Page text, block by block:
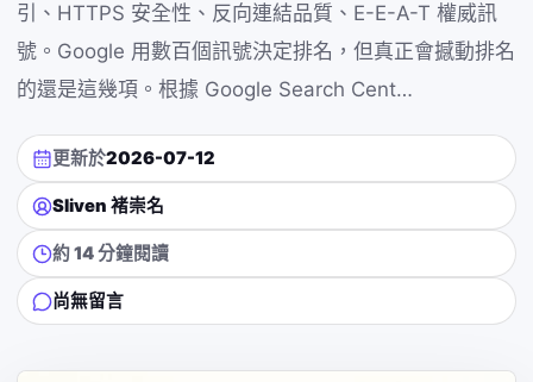
引、HTTPS 安全性、反向連結品質、E-E-A-T 權威訊
號。Google 用數百個訊號決定排名，但真正會撼動排名
的還是這幾項。根據 Google Search Cent…
更新於2026-07-12
Sliven 褚崇名
約 14 分鐘閱讀
尚無留言